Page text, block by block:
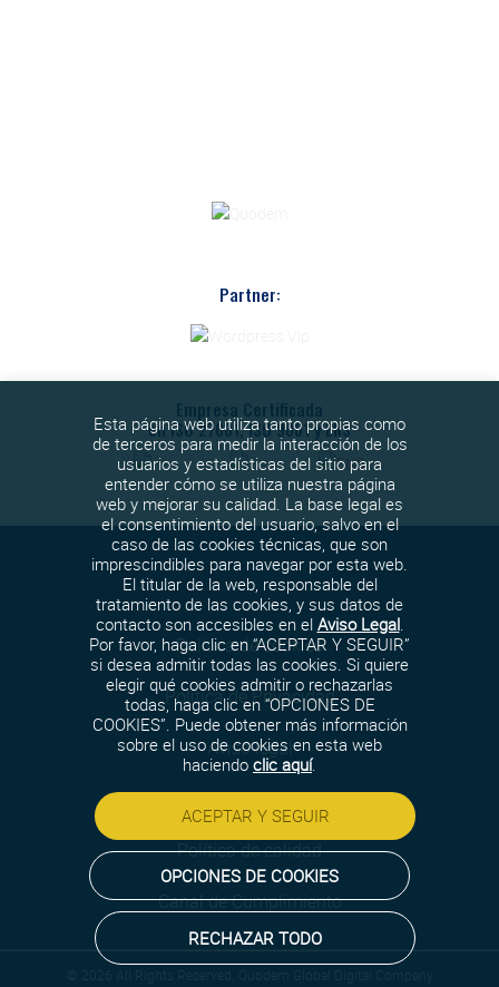
Partner:
Empresa Certificada
en ISO 27001, ISO 9001 y ENS
Política de cookies
Política de Privacidad
Aviso legal
Política de seguridad
Política de calidad
Canal de Cumplimiento
Esta página web utiliza tanto propias como
de terceros para medir la interacción de los
usuarios y estadísticas del sitio para
entender cómo se utiliza nuestra página
web y mejorar su calidad. La base legal es
el consentimiento del usuario, salvo en el
caso de las cookies técnicas, que son
imprescindibles para navegar por esta web.
El titular de la web, responsable del
tratamiento de las cookies, y sus datos de
contacto son accesibles en el Aviso Legal.
Por favor, haga clic en “ACEPTAR Y SEGUIR”
si desea admitir todas las cookies. Si quiere
elegir qué cookies admitir o rechazarlas
todas, haga clic en “OPCIONES DE
COOKIES”. Puede obtener más información
sobre el uso de cookies en esta web
haciendo clic aquí.
ACEPTAR Y SEGUIR
OPCIONES DE COOKIES
RECHAZAR TODO